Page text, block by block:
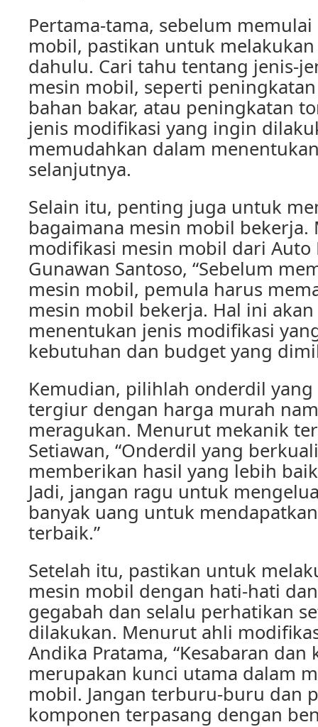
Pertama-tama, sebelum
mobil, pastikan untuk
dahulu. Cari tahu tentang jenis-
mesin mobil, seperti
bahan bakar, atau peningkatan
jenis modifikasi yang ingin
memudahkan dalam
selanjutnya.
Selain itu, penting juga untuk
bagaimana mesin mobil
modifikasi mesin mobil dari Auto
Gunawan Santoso, “Sebelum
mesin mobil, pemula harus
mesin mobil bekerja. Hal ini
menentukan jenis modifikasi
kebutuhan dan budget yang
Kemudian, pilihlah onderdil yang
tergiur dengan harga murah
meragukan. Menurut mekanik
Setiawan, “Onderdil yang
memberikan hasil yang lebih
Jadi, jangan ragu untuk
banyak uang untuk
terbaik.”
Setelah itu, pastikan untuk
mesin mobil dengan hati-hati
gegabah dan selalu perhatikan
dilakukan. Menurut ahli
Andika Pratama, “Kesabaran dan
merupakan kunci utama dalam
mobil. Jangan terburu-buru dan
komponen terpasang dengan